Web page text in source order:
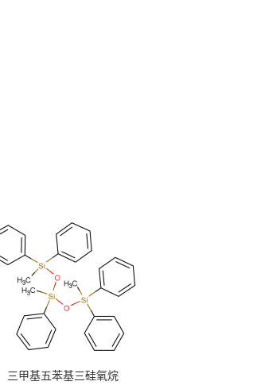
三甲基五苯基三硅氧烷